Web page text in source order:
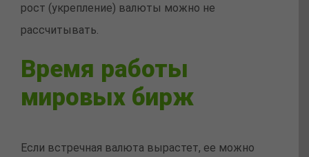
рост (укрепление) валюты можно не
рассчитывать.
Время работы
мировых бирж
Если встречная валюта вырастет, ее можно